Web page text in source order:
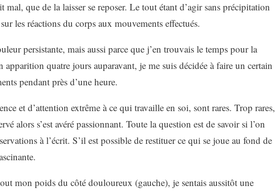
mal, que de la laisser se reposer. Le tout étant d’agir sans précipitation
les réactions du corps aux mouvements effectués.
persistante, mais aussi parce que j’en trouvais le temps pour la
apparition quatre jours auparavant, je me suis décidée à faire un certain
pendant près d’une heure.
et d’attention extrême à ce qui travaille en soi, sont rares. Trop rares,
alors s’est avéré passionnant. Toute la question est de savoir si l’on
à l’écrit. S’il est possible de restituer ce qui se joue au fond de
mon poids du côté douloureux (gauche), je sentais aussitôt une